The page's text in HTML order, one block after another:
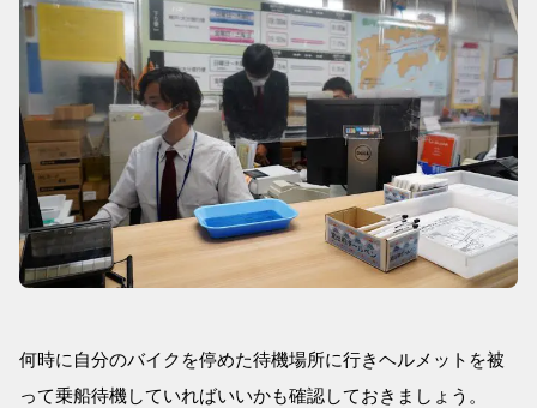
何時に自分のバイクを停めた待機場所に行きヘルメットを被
って乗船待機していればいいかも確認しておきましょう。